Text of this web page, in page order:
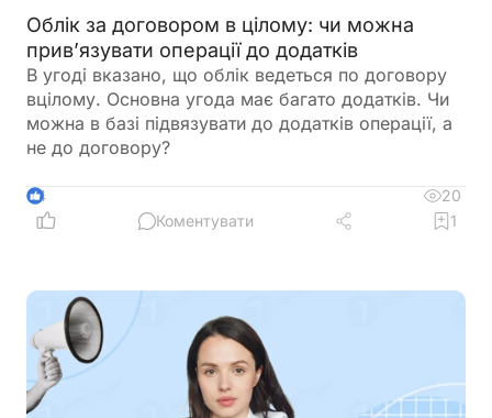
Облік за договором в цілому: чи можна
прив’язувати операції до додатків
В угоді вказано, що облік ведеться по договору
вцілому. Основна угода має багато додатків. Чи
можна в базі підвязувати до додатків операції, а
не до договору?
4
20
Коментувати
1